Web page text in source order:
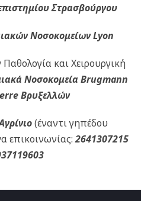
Στρασβούργου
Νοσοκομείων Lyon
και Χειρουργική
Νοσοκομεία Brugmann
Βρυξελλών
(έναντι γηπέδου
επικοινωνίας:2641307215